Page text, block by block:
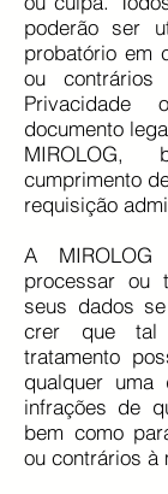
poderão ser
probatório em
ou
Privacidade
documento
cumprimento
requisição
A
processar ou
seus dados
crer que tal
tratamento
qualquer uma
infrações de
bem como
ou contrários à